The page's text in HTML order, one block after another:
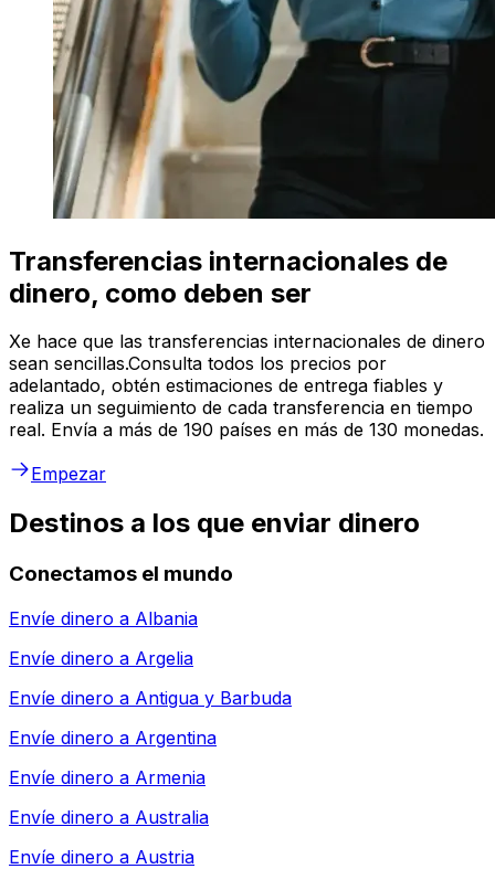
Transferencias internacionales de
dinero, como deben ser
Xe hace que las transferencias internacionales de dinero
sean sencillas.Consulta todos los precios por
adelantado, obtén estimaciones de entrega fiables y
realiza un seguimiento de cada transferencia en tiempo
real. Envía a más de 190 países en más de 130 monedas.
Empezar
Destinos a los que enviar dinero
Conectamos el mundo
Envíe dinero a Albania
Envíe dinero a Argelia
Envíe dinero a Antigua y Barbuda
Envíe dinero a Argentina
Envíe dinero a Armenia
Envíe dinero a Australia
Envíe dinero a Austria